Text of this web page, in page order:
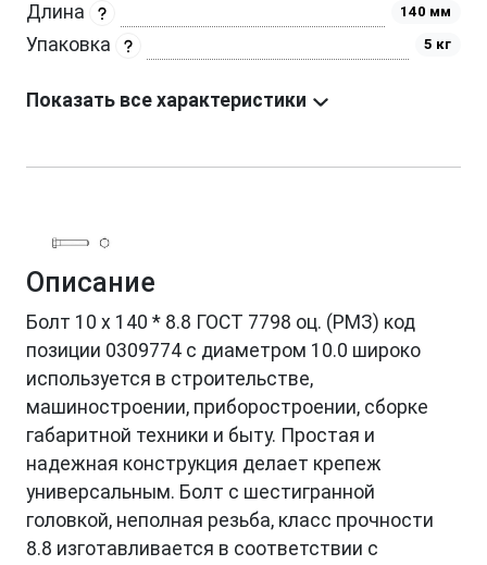
Длина 140 мм
Упаковка 5 кг
Показать все характеристики
Описание
Болт 10 х 140 * 8.8 ГОСТ 7798 оц. (РМЗ) код
позиции 0309774 с диаметром 10.0 широко
используется в строительстве,
машиностроении, приборостроении, сборке
габаритной техники и быту. Простая и
надежная конструкция делает крепеж
универсальным. Болт с шестигранной
головкой, неполная резьба, класс прочности
8.8 изготавливается в соответствии с